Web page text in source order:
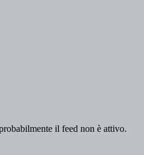
il feed non è attivo.